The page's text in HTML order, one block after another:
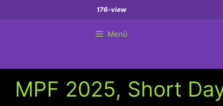
Inhalt
176-view
Menü
MPF 2025, Short